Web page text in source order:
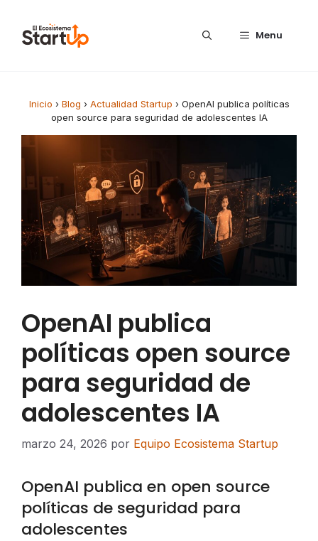
Menu
Inicio › Blog › Actualidad Startup › OpenAI publica políticas
open source para seguridad de adolescentes IA
OpenAI publica
políticas open source
para seguridad de
adolescentes IA
marzo 24, 2026 por Equipo Ecosistema Startup
OpenAI publica en open source
políticas de seguridad para
adolescentes